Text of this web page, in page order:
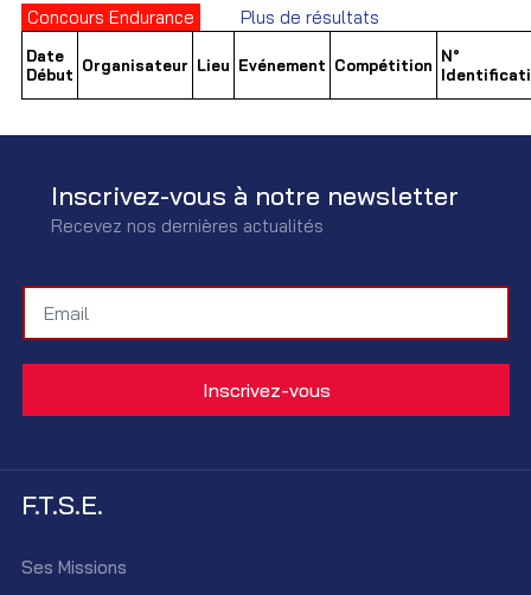
Concours Endurance Plus de résultats
Date
Début Organisateur Lieu Evénement Compétition N°
Inscrivez-vous à notre newsletter
Recevez nos dernières actualités
F.T.S.E.
Ses Missions